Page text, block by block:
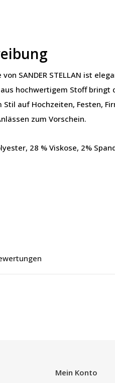
SANDER STELLAN ist
hochwertigem Stoff bringt
auf Hochzeiten, Festen,
zum Vorschein.
28 % Viskose, 2%
Mein Konto